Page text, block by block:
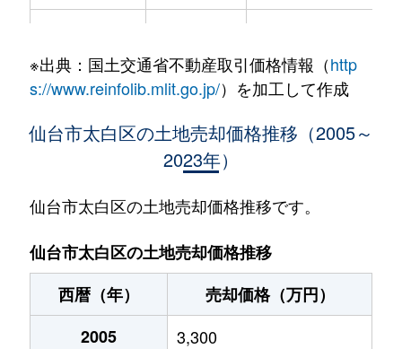
大野田
3,000万円 太子堂
4,100万円
鈎取
1,100万円 富沢
鈎取
1,900万円 長町南
鈎取
1,400万円 長町南
2,200万円
※出典：国土交通省不動産取引価格情報（http
s://www.reinfolib.mlit.go.jp/）を加工して作成
仙台市太白区の土地売却価格推移（2005～
2023年）
仙台市太白区の土地売却価格推移です。
仙台市太白区の土地売却価格推移
西暦（年）
売却価格（万円）
2005
3,300